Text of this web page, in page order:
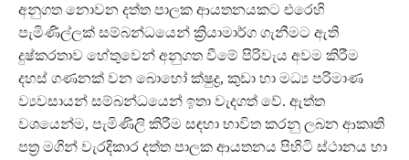
අනුගත නොවන දත්ත පාලක ආයතනයකට එරෙහි
පැමිණිල්ලක් සම්බන්ධයෙන් ක්‍රියාමාර්ග ගැනීමට ඇති
දුෂ්කරතාව හේතුවෙන් අනුගත වීමේ පිරිවැය අවම කිරීම
දහස් ගණනක් වන බොහෝ ක්ෂුද්‍ර, කුඩා හා මධ්‍ය පරිමාණ
ව්‍යවසායන් සම්බන්ධයෙන් ඉතා වැදගත් වේ. ඇත්ත
වශයෙන්ම, පැමිණිලි කිරීම සඳහා භාවිත කරනු ලබන ආකෘති
පත්‍ර මගින් වැරදිකාර දත්ත පාලක ආයතනය පිහිටි ස්ථානය හා